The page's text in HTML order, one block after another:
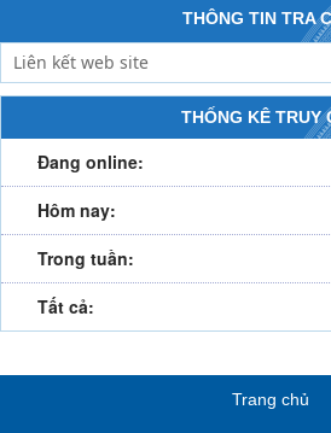
THÔNG TIN TRA
THỐNG KÊ TRUY
Đang online:
Hôm nay:
Trong tuần:
Tất cả:
Trang chủ